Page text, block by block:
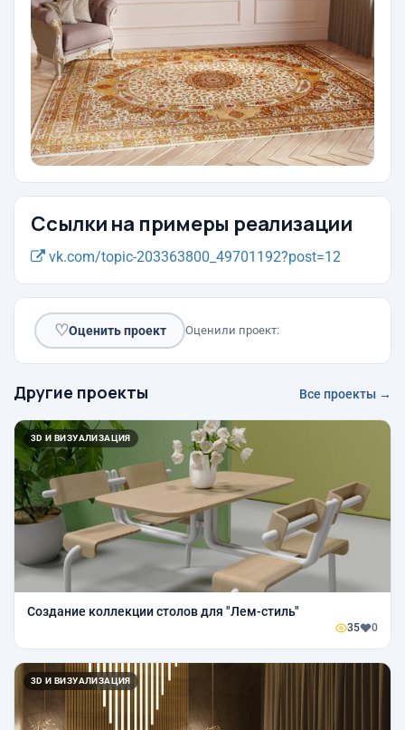
Ссылки на примеры реализации
vk.com/topic-203363800_49701192?post=12
♡Оценить проект Оценили проект:
Другие проекты Все проекты →
3D И ВИЗУАЛИЗАЦИЯ
Создание коллекции столов для "Лем-стиль"
35 0
3D И ВИЗУАЛИЗАЦИЯ